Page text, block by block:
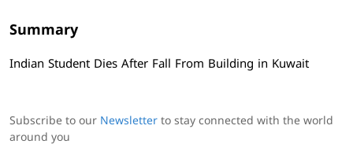
Summary
Indian Student Dies After Fall From Building in Kuwait
Subscribe to our Newsletter to stay connected with the world
around you